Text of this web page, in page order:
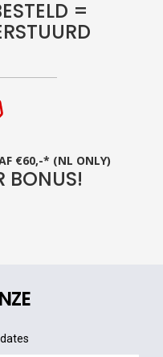
=
€60,-* (NL ONLY)
BONUS!